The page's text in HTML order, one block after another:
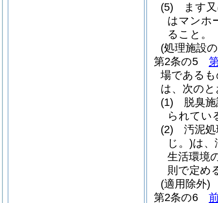
(5)
ます
はマンホ
ること。
(処理施設
第2条の5
場である
は、次の
(1)
脱臭
られてい
(2)
汚泥
じ。)は、
生活環境
則で定め
(適用除外)
第2条の6